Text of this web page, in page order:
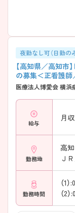
夜勤なし可（日勤の
【高知県／高知市
の募集＜正看護師
医療法人博愛会 横浜
給与
月収
勤務地
高
Ｊ
勤務時間
（1
（2